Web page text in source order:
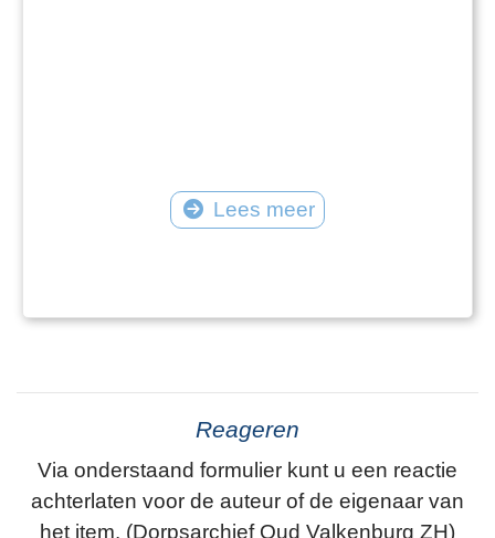
Lees meer
Reageren
Via onderstaand formulier kunt u een reactie
achterlaten voor de auteur of de eigenaar van
het item. (Dorpsarchief Oud Valkenburg ZH)